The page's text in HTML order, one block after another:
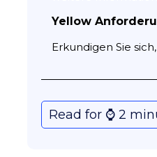
Yellow
Erkundigen Sie
Read for ⌚️ 2